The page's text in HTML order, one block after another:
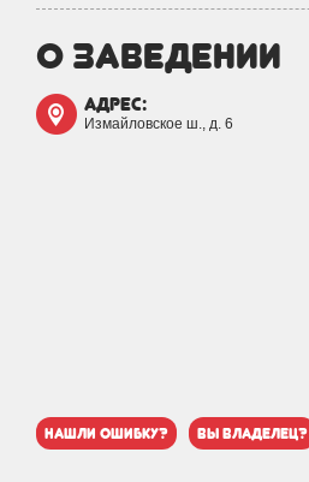
о заведении
адрес:
Измайловское ш., д. 6
нашли ошибку? вы владелец?